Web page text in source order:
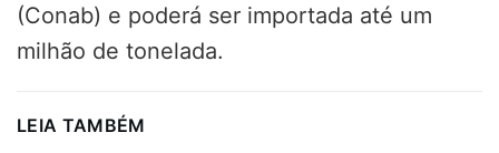
(Conab) e poderá ser importada até um
milhão de tonelada.
LEIA TAMBÉM